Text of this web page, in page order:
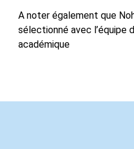
A noter également que
sélectionné avec l’équipe
académique